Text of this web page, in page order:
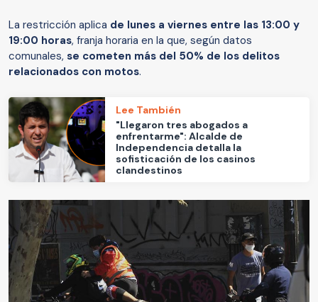
La restricción aplica de lunes a viernes entre las 13:00 y
19:00 horas, franja horaria en la que, según datos
comunales, se cometen más del 50% de los delitos
relacionados con motos.
Lee También
"Llegaron tres abogados a
enfrentarme": Alcalde de
Independencia detalla la
sofisticación de los casinos
clandestinos